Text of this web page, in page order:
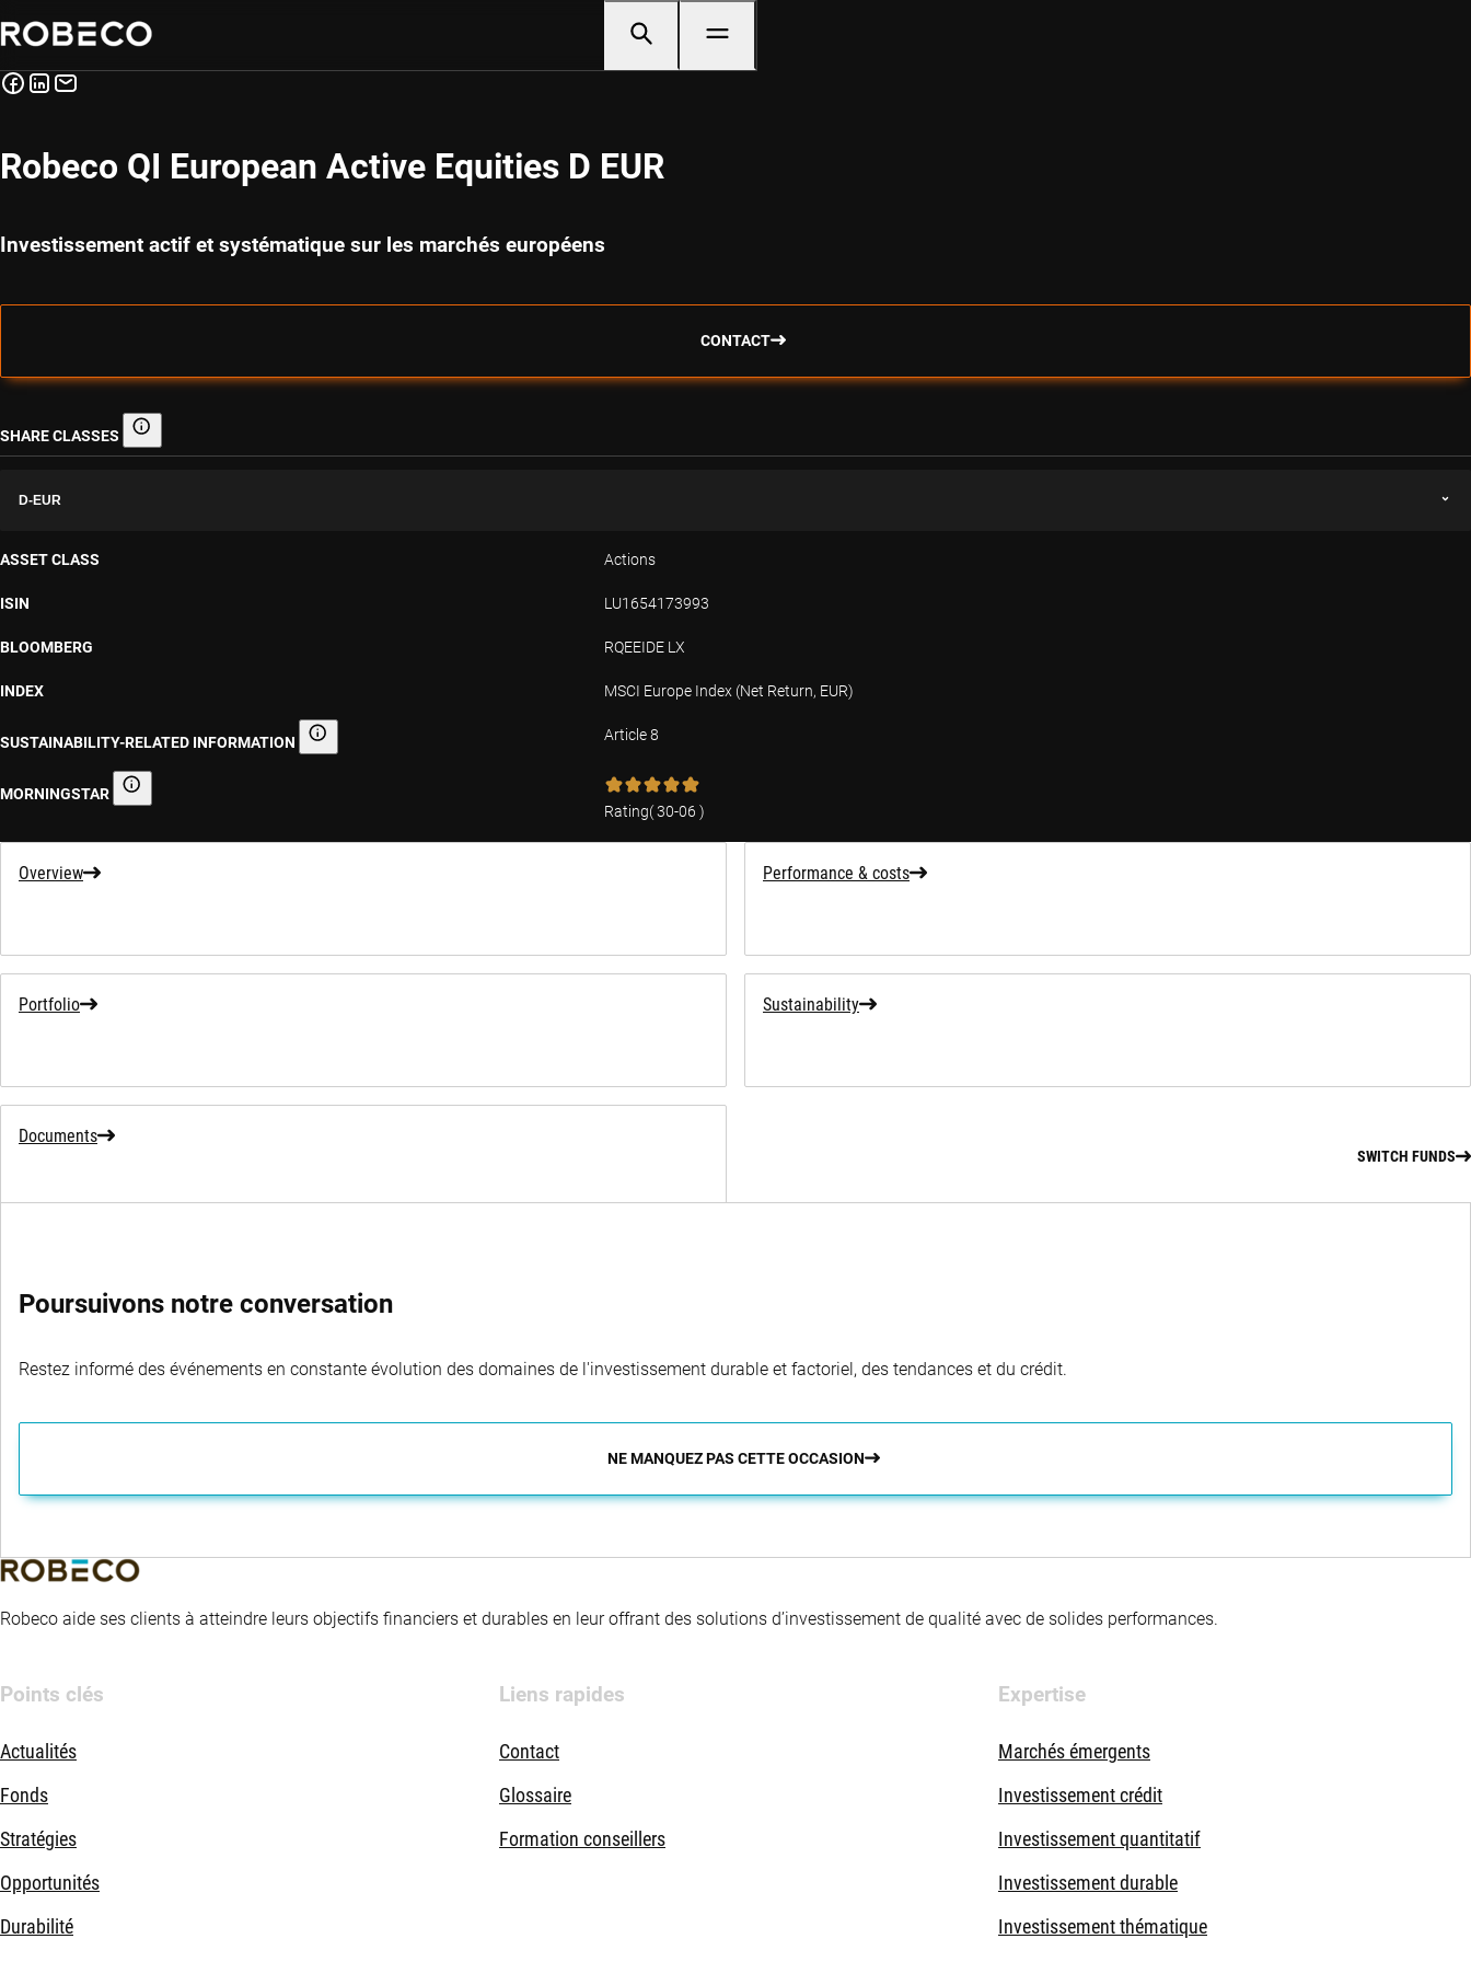
Robeco QI European Active Equities D EUR
Investissement actif et systématique sur les marchés européens
CONTACT
SHARE CLASSES Share classes
D-EUR
ASSET CLASS Actions
ISIN LU1654173993
BLOOMBERG RQEEIDE LX
INDEX MSCI Europe Index (Net Return, EUR)
SUSTAINABILITY-RELATED INFORMATION Sustainability-related information Article 8
MORNINGSTAR Morningstar
Rating(30-06 )
Overview Performance & costs
Portfolio Sustainability
Documents
SWITCH FUNDS
Poursuivons notre conversation
Restez informé des événements en constante évolution des domaines de l'investissement durable et factoriel, des tendances et du crédit.
NE MANQUEZ PAS CETTE OCCASION
Robeco aide ses clients à atteindre leurs objectifs financiers et durables en leur offrant des solutions d’investissement de qualité avec de solides performances.
Points clés
Actualités
Fonds
Stratégies
Opportunités
Durabilité
Liens rapides
Contact
Glossaire
Formation conseillers
Expertise
Marchés émergents
Investissement crédit
Investissement quantitatif
Investissement durable
Investissement thématique